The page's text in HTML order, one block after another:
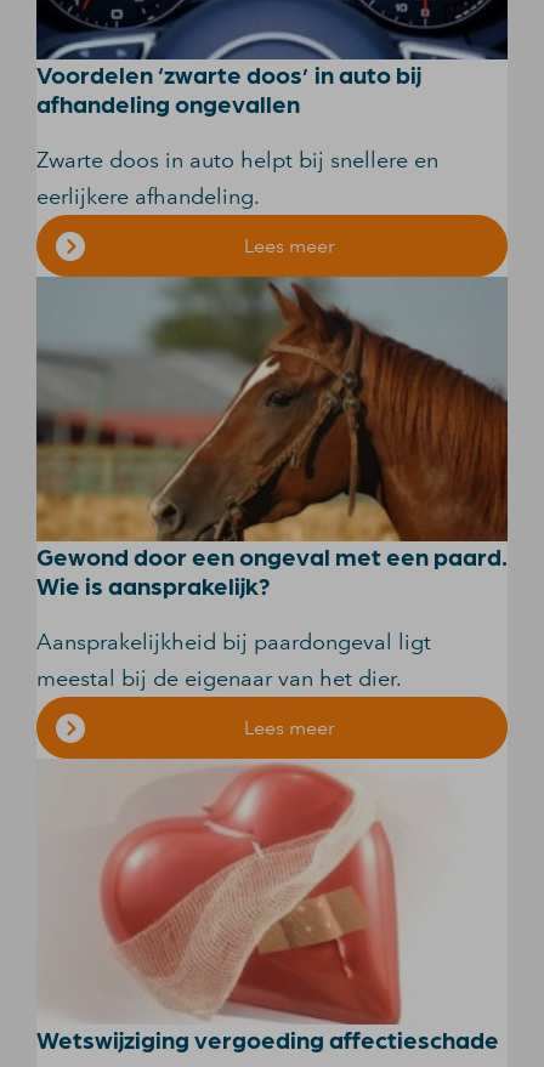
Voordelen ‘zwarte doos’ in auto bij
afhandeling ongevallen
Zwarte doos in auto helpt bij snellere en
eerlijkere afhandeling.
Lees meer
Gewond door een ongeval met een paard.
Wie is aansprakelijk?
Aansprakelijkheid bij paardongeval ligt
meestal bij de eigenaar van het dier.
Lees meer
Wetswijziging vergoeding affectieschade